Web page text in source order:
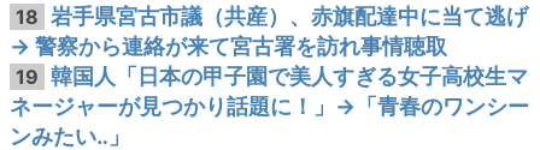
18 岩手県宮古市議（共産）、赤旗配達中に当て逃げ
→ 警察から連絡が来て宮古署を訪れ事情聴取
19 韓国人「日本の甲子園で美人すぎる女子高校生マ
ネージャーが見つかり話題に！」→「青春のワンシー
ンみたい‥」